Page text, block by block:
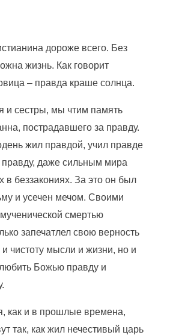
дороже всего. Без
жизнь. Как говорит
– правда краше солнца.
и сестры, мы чтим память
пострадавшего за правду.
жил правдой, учил правде
правду, даже сильным мира
в беззакониях. За это он был
и усечен мечом. Своими
смертью
запечатлел свою верность
чистоту мысли и жизни, но и
Божью правду и
как и в прошлые времена,
так, как жил нечестивый царь